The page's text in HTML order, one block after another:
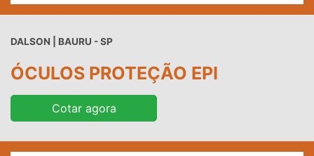
DALSON | BAURU - SP
ÓCULOS PROTEÇÃO EPI
Cotar agora